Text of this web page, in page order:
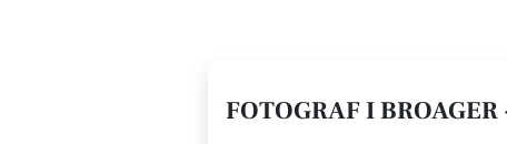
FOTOGRAF I